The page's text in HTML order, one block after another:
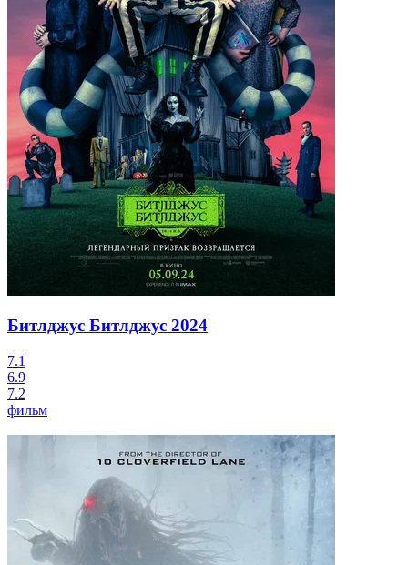
Битлджус Битлджус 2024
7.1
6.9
7.2
фильм